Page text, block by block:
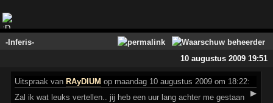
-Inferis-
10 augustus 2009 19:51
Uitspraak vanRAyDIUM op maandag 10 augustus 2009 om 18:22:
▶
Zal ik wat leuks vertellen.. jij heb een uur lang achter me gestaan